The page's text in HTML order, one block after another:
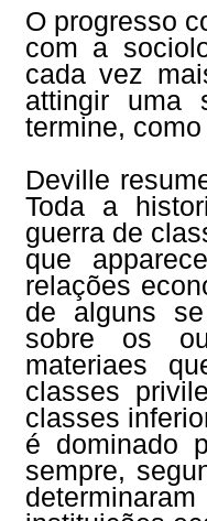
O progresso
com a
cada vez
attingir uma
termine,
Deville
Toda a
guerra de
que
relações
de alguns
sobre os
materiaes
classes
classes
é dominado
sempre,